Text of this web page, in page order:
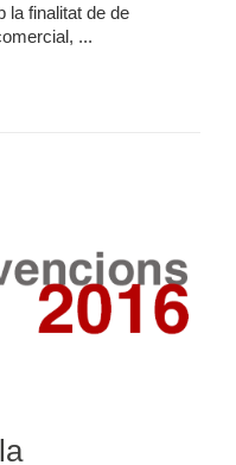
la finalitat de de
...